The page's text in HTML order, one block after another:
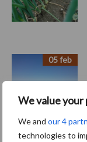
We value your
We and our 4
technologies to
05 feb
12 jan